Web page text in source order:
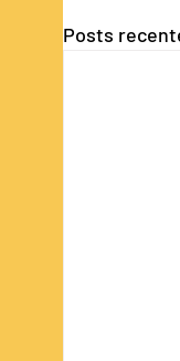
Posts